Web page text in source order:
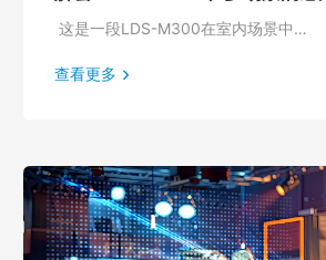
这是一段LDS-M300在室内场景中…
查看更多